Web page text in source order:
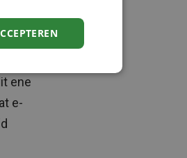
ene
e-